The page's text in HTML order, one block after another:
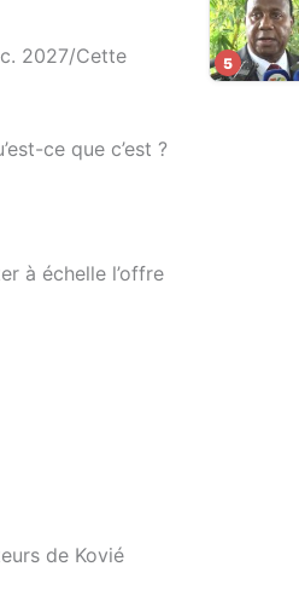
2027/Cette
ce que c’est ?
à échelle l’offre
de Kovié
5